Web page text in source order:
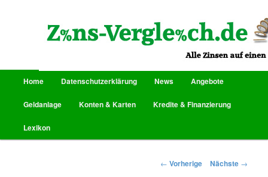
Hauptmenü
Zum Inhalt wechseln
Zum sekundären Inhalt wechseln
Home Datenschutzerklärung News Angebote
Geldanlage Konten & Karten Kredite & Finanzierung
Lexikon
Artikelnavigation
← Vorherige Nächste →